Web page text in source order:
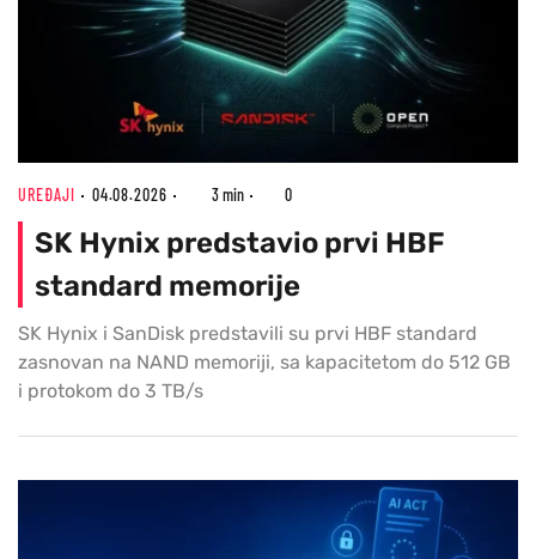
UREĐAJI 04.08.2026 3 min 0
SK Hynix predstavio prvi HBF
standard memorije
SK Hynix i SanDisk predstavili su prvi HBF standard
zasnovan na NAND memoriji, sa kapacitetom do 512 GB
i protokom do 3 TB/s